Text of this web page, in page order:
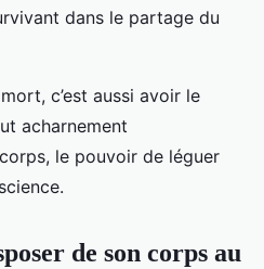
dans le partage du
c’est aussi avoir le
acharnement
le pouvoir de léguer
de son corps au